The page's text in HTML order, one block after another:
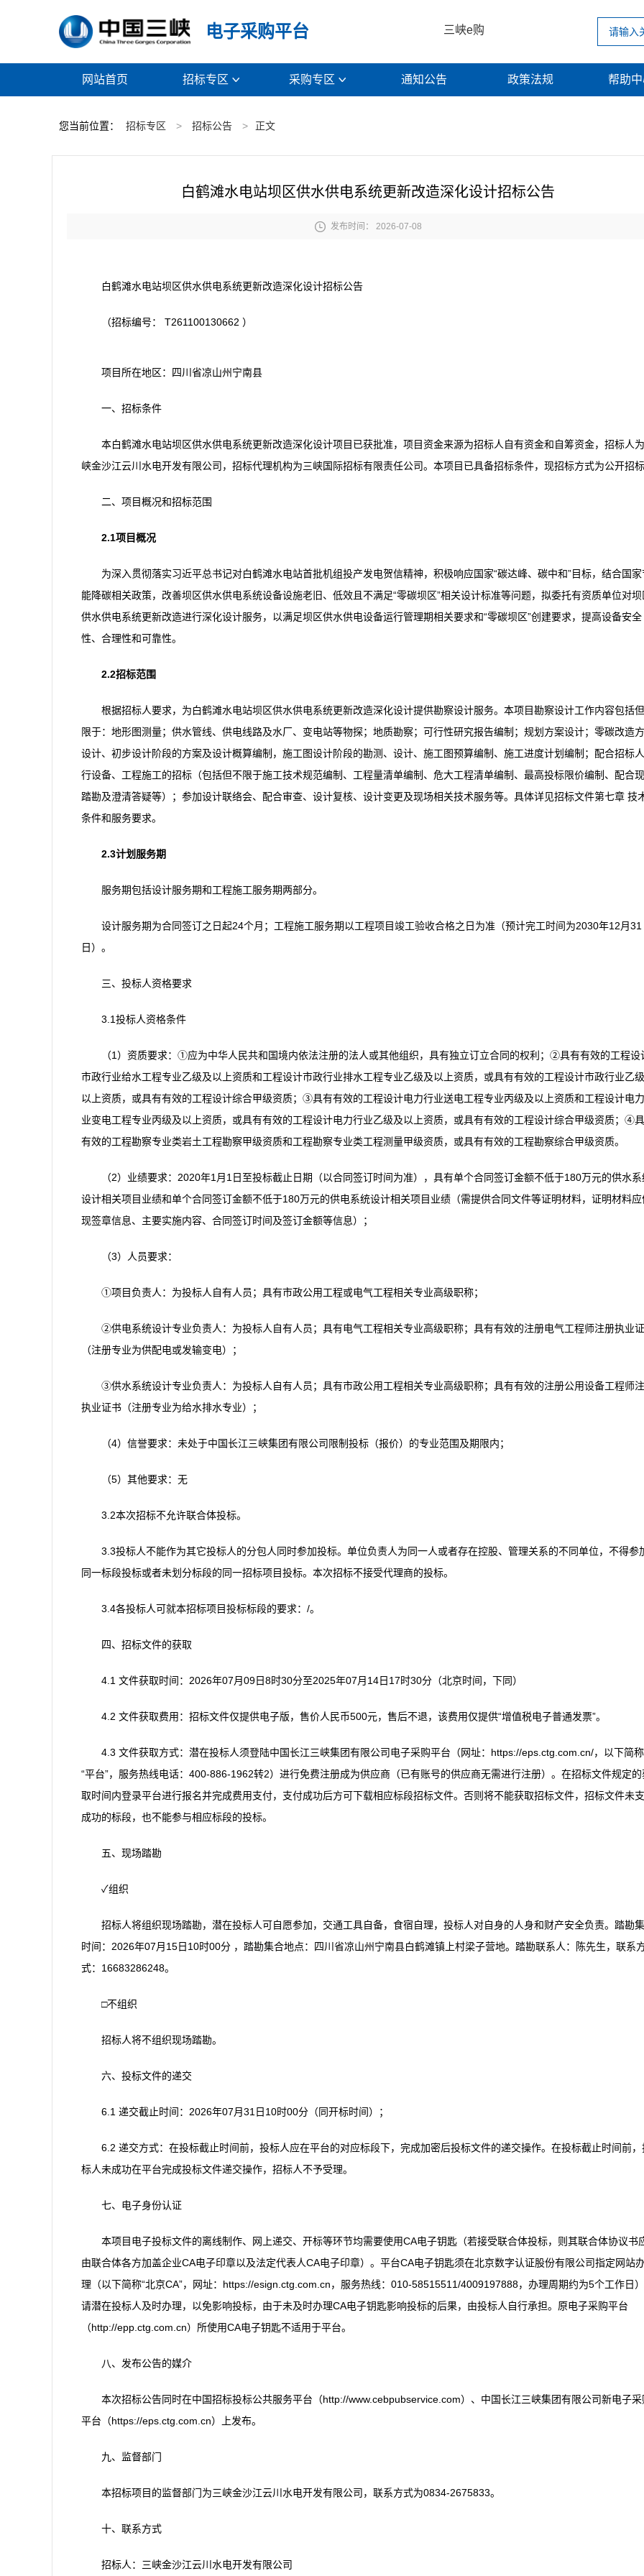
电子采购平台 三峡e购
网站首页 招标专区  采购专区  通知公告 政策法规 帮助
您当前位置： 招标专区 > 招标公告 > 正文
白鹤滩水电站坝区供水供电系统更新改造深化设计招标公告
 发布时间： 2026-07-08
白鹤滩水电站坝区供水供电系统更新改造深化设计招标公告
（招标编号： T261100130662 ）
项目所在地区：四川省凉山州宁南县
一、招标条件
本白鹤滩水电站坝区供水供电系统更新改造深化设计项目已获批准，项目资金来源为招标人自有资金和自筹资金，招标人
峡金沙江云川水电开发有限公司，招标代理机构为三峡国际招标有限责任公司。本项目已具备招标条件，现招标方式为公开招标
二、项目概况和招标范围
2.1项目概况
为深入贯彻落实习近平总书记对白鹤滩水电站首批机组投产发电贺信精神，积极响应国家“碳达峰、碳中和”目标，结合国家
能降碳相关政策，改善坝区供水供电系统设备设施老旧、低效且不满足“零碳坝区”相关设计标准等问题，拟委托有资质单位对坝
供水供电系统更新改造进行深化设计服务，以满足坝区供水供电设备运行管理期相关要求和“零碳坝区”创建要求，提高设备安全
性、合理性和可靠性。
2.2招标范围
根据招标人要求，为白鹤滩水电站坝区供水供电系统更新改造深化设计提供勘察设计服务。本项目勘察设计工作内容包括
限于：地形图测量；供水管线、供电线路及水厂、变电站等物探；地质勘察；可行性研究报告编制；规划方案设计；零碳改造
设计、初步设计阶段的方案及设计概算编制，施工图设计阶段的勘测、设计、施工图预算编制、施工进度计划编制；配合招标
行设备、工程施工的招标（包括但不限于施工技术规范编制、工程量清单编制、危大工程清单编制、最高投标限价编制、配合
踏勘及澄清答疑等）；参加设计联络会、配合审查、设计复核、设计变更及现场相关技术服务等。具体详见招标文件第七章 技
条件和服务要求。
2.3计划服务期
服务期包括设计服务期和工程施工服务期两部分。
设计服务期为合同签订之日起24个月；工程施工服务期以工程项目竣工验收合格之日为准（预计完工时间为2030年12月31
日）。
三、投标人资格要求
3.1投标人资格条件
（1）资质要求：①应为中华人民共和国境内依法注册的法人或其他组织，具有独立订立合同的权利；②具有有效的工程设
市政行业给水工程专业乙级及以上资质和工程设计市政行业排水工程专业乙级及以上资质，或具有有效的工程设计市政行业乙
以上资质，或具有有效的工程设计综合甲级资质；③具有有效的工程设计电力行业送电工程专业丙级及以上资质和工程设计电
业变电工程专业丙级及以上资质，或具有有效的工程设计电力行业乙级及以上资质，或具有有效的工程设计综合甲级资质；④
有效的工程勘察专业类岩土工程勘察甲级资质和工程勘察专业类工程测量甲级资质，或具有有效的工程勘察综合甲级资质。
（2）业绩要求：2020年1月1日至投标截止日期（以合同签订时间为准），具有单个合同签订金额不低于180万元的供水系
设计相关项目业绩和单个合同签订金额不低于180万元的供电系统设计相关项目业绩（需提供合同文件等证明材料，证明材料应
现签章信息、主要实施内容、合同签订时间及签订金额等信息）；
（3）人员要求：
①项目负责人：为投标人自有人员；具有市政公用工程或电气工程相关专业高级职称；
②供电系统设计专业负责人：为投标人自有人员；具有电气工程相关专业高级职称；具有有效的注册电气工程师注册执业
（注册专业为供配电或发输变电）；
③供水系统设计专业负责人：为投标人自有人员；具有市政公用工程相关专业高级职称；具有有效的注册公用设备工程师
执业证书（注册专业为给水排水专业）；
（4）信誉要求：未处于中国长江三峡集团有限公司限制投标（报价）的专业范围及期限内；
（5）其他要求：无
3.2本次招标不允许联合体投标。
3.3投标人不能作为其它投标人的分包人同时参加投标。单位负责人为同一人或者存在控股、管理关系的不同单位，不得参
同一标段投标或者未划分标段的同一招标项目投标。本次招标不接受代理商的投标。
3.4各投标人可就本招标项目投标标段的要求：/。
四、招标文件的获取
4.1 文件获取时间：2026年07月09日8时30分至2025年07月14日17时30分（北京时间，下同）
4.2 文件获取费用：招标文件仅提供电子版，售价人民币500元，售后不退，该费用仅提供“增值税电子普通发票”。
4.3 文件获取方式：潜在投标人须登陆中国长江三峡集团有限公司电子采购平台（网址：https://eps.ctg.com.cn/，以下简称
“平台”，服务热线电话：400-886-1962转2）进行免费注册成为供应商（已有账号的供应商无需进行注册）。在招标文件规定的
取时间内登录平台进行报名并完成费用支付，支付成功后方可下载相应标段招标文件。否则将不能获取招标文件，招标文件未
成功的标段，也不能参与相应标段的投标。
五、现场踏勘
✓组织
招标人将组织现场踏勘，潜在投标人可自愿参加，交通工具自备，食宿自理，投标人对自身的人身和财产安全负责。踏勘
时间：2026年07月15日10时00分 ，踏勘集合地点：四川省凉山州宁南县白鹤滩镇上村梁子营地。踏勘联系人：陈先生，联系
式：16683286248。
□不组织
招标人将不组织现场踏勘。
六、投标文件的递交
6.1 递交截止时间：2026年07月31日10时00分（同开标时间）；
6.2 递交方式：在投标截止时间前，投标人应在平台的对应标段下，完成加密后投标文件的递交操作。在投标截止时间前，
标人未成功在平台完成投标文件递交操作，招标人不予受理。
七、电子身份认证
本项目电子投标文件的离线制作、网上递交、开标等环节均需要使用CA电子钥匙（若接受联合体投标，则其联合体协议书
由联合体各方加盖企业CA电子印章以及法定代表人CA电子印章）。平台CA电子钥匙须在北京数字认证股份有限公司指定网站
理（以下简称“北京CA”，网址：https://esign.ctg.com.cn，服务热线：010-58515511/4009197888，办理周期约为5个工作日）
请潜在投标人及时办理，以免影响投标，由于未及时办理CA电子钥匙影响投标的后果，由投标人自行承担。原电子采购平台
（http://epp.ctg.com.cn）所使用CA电子钥匙不适用于平台。
八、发布公告的媒介
本次招标公告同时在中国招标投标公共服务平台（http://www.cebpubservice.com）、中国长江三峡集团有限公司新电子采
平台（https://eps.ctg.com.cn）上发布。
九、监督部门
本招标项目的监督部门为三峡金沙江云川水电开发有限公司，联系方式为0834-2675833。
十、联系方式
招标人：三峡金沙江云川水电开发有限公司